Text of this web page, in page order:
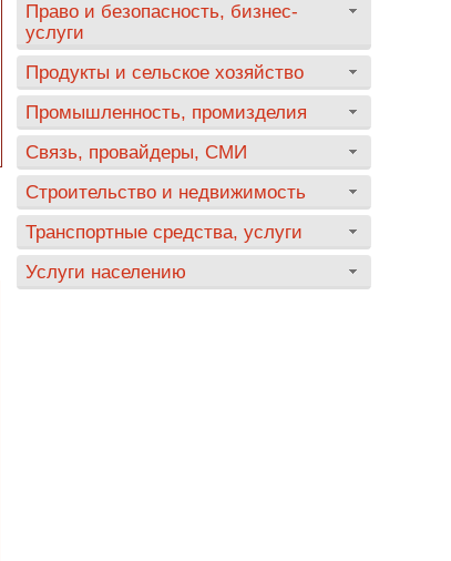
Право и безопасность, бизнес-
услуги
Продукты и сельское хозяйство
Промышленность, промизделия
Связь, провайдеры, СМИ
Строительство и недвижимость
Транспортные средства, услуги
Услуги населению